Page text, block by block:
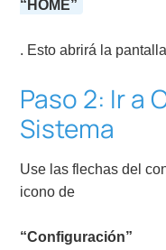
“HOME”
. Esto abrirá la
Paso 2: Ir a
Sistema
Use las flechas del
icono de
“Configuración”